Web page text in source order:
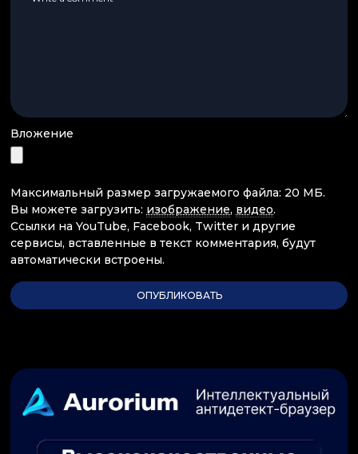
Вложение
Максимальный размер загружаемого файла: 20 МБ.
Вы можете загрузить: изображение, видео.
Ссылки на YouTube, Facebook, Twitter и другие
сервисы, вставленные в текст комментария, будут
автоматически встроены.